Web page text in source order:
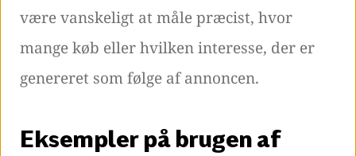
være vanskeligt at måle præcist, hvor
mange køb eller hvilken interesse, der er
genereret som følge af annoncen.
Eksempler på brugen af